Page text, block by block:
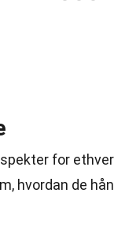
for
hvordan de